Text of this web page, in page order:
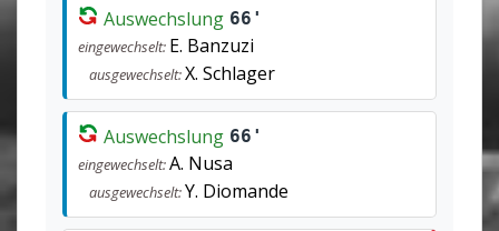
Auswechslung 66'
eingewechselt: E. Banzuzi
ausgewechselt:X. Schlager
Auswechslung 66'
eingewechselt:A. Nusa
ausgewechselt:Y. Diomande